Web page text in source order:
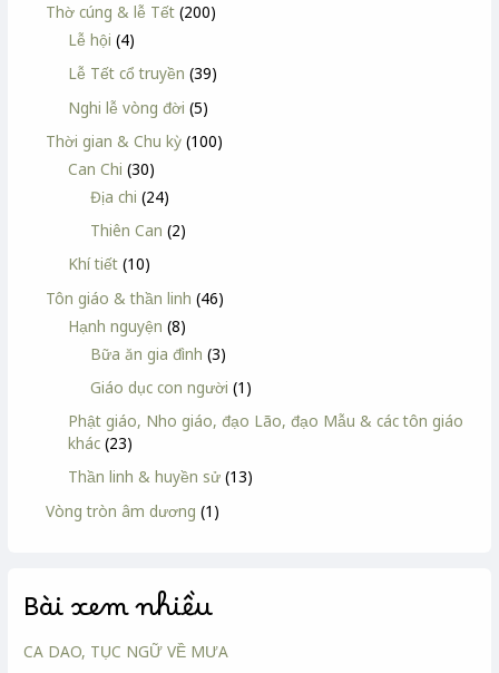
Thờ cúng & lễ Tết (200)
Lễ hội (4)
Lễ Tết cổ truyền (39)
Nghi lễ vòng đời (5)
Thời gian & Chu kỳ (100)
Can Chi (30)
Địa chi (24)
Thiên Can (2)
Khí tiết (10)
Tôn giáo & thần linh (46)
Hạnh nguyện (8)
Bữa ăn gia đình (3)
Giáo dục con người (1)
Phật giáo, Nho giáo, đạo Lão, đạo Mẫu & các tôn giáo
khác (23)
Thần linh & huyền sử (13)
Vòng tròn âm dương (1)
Bài xem nhiều
CA DAO, TỤC NGỮ VỀ MƯA